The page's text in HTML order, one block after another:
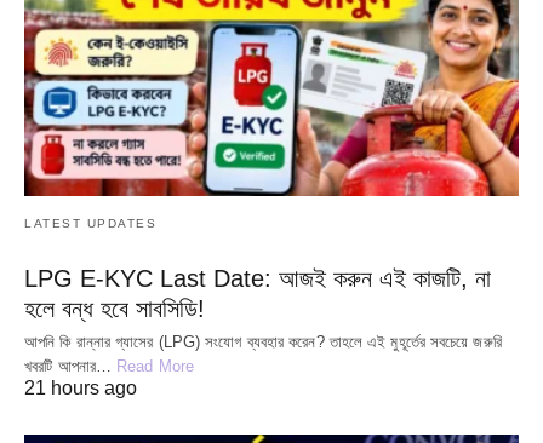
LATEST UPDATES
LPG E-KYC Last Date: আজই করুন এই কাজটি, না
হলে বন্ধ হবে সাবসিডি!
আপনি কি রান্নার গ্যাসের (LPG) সংযোগ ব্যবহার করেন? তাহলে এই মুহূর্তের সবচেয়ে জরুরি
খবরটি আপনার… Read More
21 hours ago